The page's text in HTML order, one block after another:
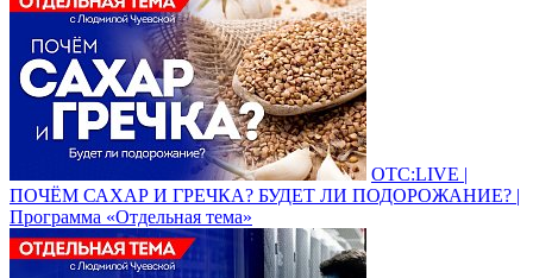
ОТС:LIVE |
ПОЧЁМ САХАР И ГРЕЧКА? БУДЕТ ЛИ ПОДОРОЖАНИЕ? |
Программа «Отдельная тема»